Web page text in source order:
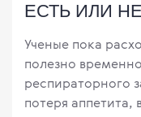
ЕСТЬ ИЛИ
Ученые пока
полезно
респираторного
потеря